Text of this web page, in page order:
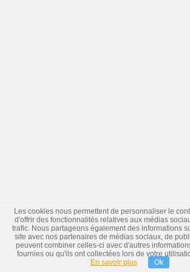
Les cookies nous permettent de personnaliser le
d'offrir des fonctionnalités relatives aux médias
trafic. Nous partageons également des informations
site avec nos partenaires de médias sociaux, de
peuvent combiner celles-ci avec d'autres
fournies ou qu'ils ont collectées lors de votre
En savoir plus
Ok